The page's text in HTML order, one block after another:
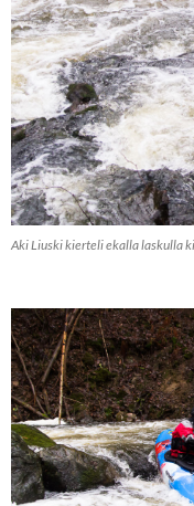
Aki Liuski kierteli ekalla laskulla